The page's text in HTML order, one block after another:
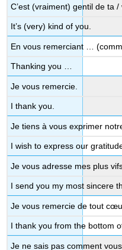
C’est (vraiment) gentil de ta /
It’s (very) kind of you.
En vous remerciant …
Thanking you …
Je vous remercie.
I thank you.
Je tiens à vous exprimer
I wish to express our
Je vous adresse mes plus
I send you my most sincere
Je vous remercie de tout
I thank you from the bottom
Je ne sais pas comment